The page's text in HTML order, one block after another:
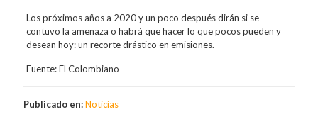
Los próximos años a 2020 y un poco después dirán si se
contuvo la amenaza o habrá que hacer lo que pocos pueden y
desean hoy: un recorte drástico en emisiones.
Fuente: El Colombiano
Publicado en:Noticias